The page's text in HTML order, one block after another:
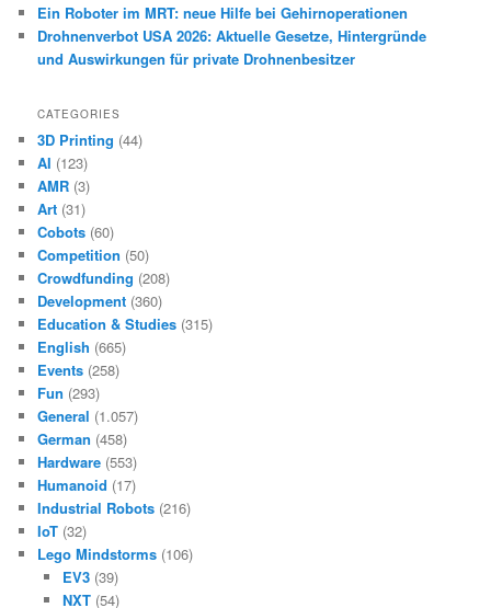
Ein Roboter im MRT: neue Hilfe bei Gehirnoperationen
Drohnenverbot USA 2026: Aktuelle Gesetze, Hintergründe
und Auswirkungen für private Drohnenbesitzer
CATEGORIES
3D Printing (44)
AI (123)
AMR (3)
Art (31)
Cobots (60)
Competition (50)
Crowdfunding (208)
Development (360)
Education & Studies (315)
English (665)
Events (258)
Fun (293)
General (1.057)
German (458)
Hardware (553)
Humanoid (17)
Industrial Robots (216)
IoT (32)
Lego Mindstorms (106)
EV3(39)
NXT(54)